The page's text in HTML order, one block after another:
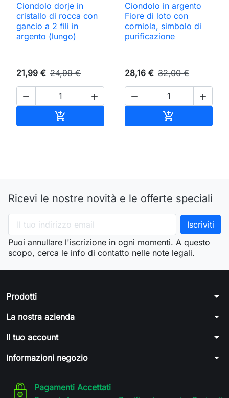
Ciondolo dorje in
cristallo di rocca con
gancio a 2 fili in
argento (lungo)
21,99 € 24,99 €
 

Ciondolo in argento
Fiore di loto con
corniola, simbolo di
purificazione
28,16 € 32,00 €
 

Ricevi le nostre novità e le offerte speciali
Puoi annullare l'iscrizione in ogni momenti. A questo
scopo, cerca le info di contatto nelle note legali.
Prodotti arrow_drop_down
La nostra azienda arrow_drop_down
Il tuo account arrow_drop_down
Informazioni negozio arrow_drop_down
Pagamenti Accettati